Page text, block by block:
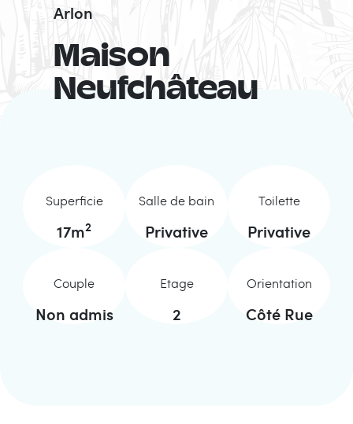
Maison
Neufchâteau
Arlon
Superficie
17m2
Salle de bain
Privative
Toilette
Privative
Couple
Non admis
Etage
2
Orientation
Côté Rue